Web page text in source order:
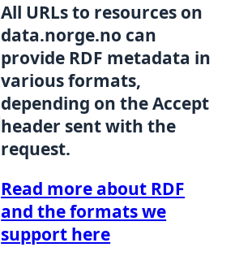
All URLs to resources on
data.norge.no can
provide RDF metadata in
various formats,
depending on the Accept
header sent with the
request.
Read more about RDF
and the formats we
support here